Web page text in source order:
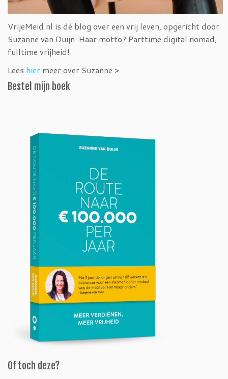
VrijeMeid.nl is dé blog over een vrij leven, opgericht door
Suzanne van Duijn. Haar motto? Parttime digital nomad,
fulltime vrijheid!
Lees hier meer over Suzanne >
Bestel mijn boek
Of toch deze?